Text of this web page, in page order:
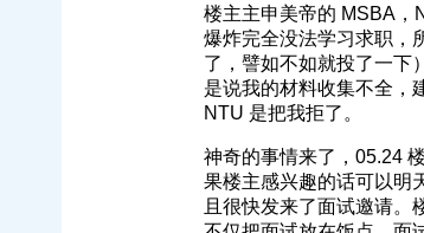
楼主主申美帝的 MSBA，
爆炸完全没法学习求职，
了，譬如不如就投了一下
是说我的材料收集不全，
NTU 是把我拒了。
神奇的事情来了，05.24
果楼主感兴趣的话可以明
且很快发来了面试邀请。